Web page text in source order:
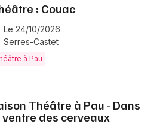
: Couac
Le 24/10/2026
Serres-Castet
à Pau
Théâtre à Pau - Dans
ventre des cerveaux